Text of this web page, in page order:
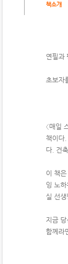
책소개
연필과
초보자
〈매일
책이다
다. 건
이 책은
잉 노
실 선
지금
함께라